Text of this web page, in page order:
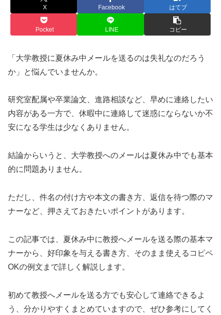
X Facebook はてブ
Pocket LINE コピー
「大学教授に夏休み中メールを送るのは失礼なのだろう
か」と悩んでいませんか。
研究室配属や卒業論文、進路相談など、早めに連絡したい
内容がある一方で、休暇中に連絡して迷惑にならないか不
安になる学生は少なくありません。
結論からいうと、大学教授へのメールは夏休み中でも基本
的に問題ありません。
ただし、件名の付け方や本文の書き方、返信を待つ際のマ
ナーなど、押さえておきたいポイントがあります。
この記事では、夏休み中に教授へメールを送る際の基本マ
ナーから、好印象を与える書き方、そのまま使えるコピペ
OKの例文まで詳しく解説します。
初めて教授へメールを送る方でも安心して連絡できるよ
う、分かりやすくまとめていますので、ぜひ参考にしてく